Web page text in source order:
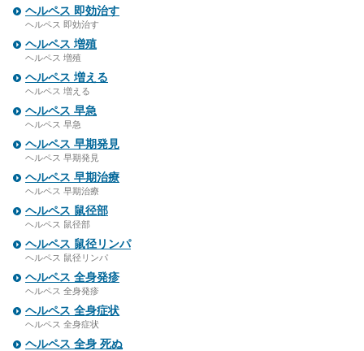
ヘルペス 即効治す
ヘルペス 即効治す
ヘルペス 増殖
ヘルペス 増殖
ヘルペス 増える
ヘルペス 増える
ヘルペス 早急
ヘルペス 早急
ヘルペス 早期発見
ヘルペス 早期発見
ヘルペス 早期治療
ヘルペス 早期治療
ヘルペス 鼠径部
ヘルペス 鼠径部
ヘルペス 鼠径リンパ
ヘルペス 鼠径リンパ
ヘルペス 全身発疹
ヘルペス 全身発疹
ヘルペス 全身症状
ヘルペス 全身症状
ヘルペス 全身 死ぬ